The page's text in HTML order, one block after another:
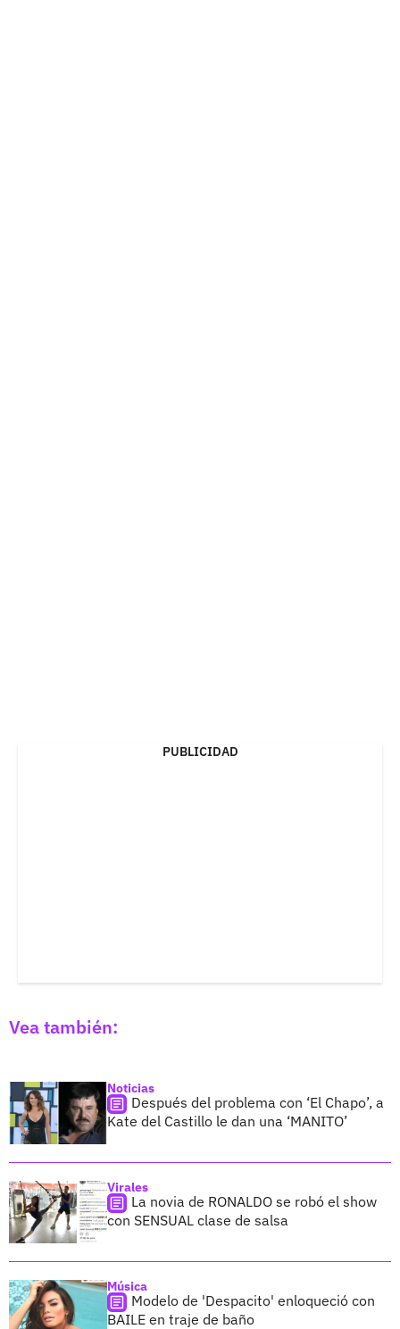
PUBLICIDAD
Vea también:
Noticias
Después del problema con ‘El Chapo’, a
Kate del Castillo le dan una ‘MANITO’
Virales
La novia de RONALDO se robó el show
con SENSUAL clase de salsa
Música
Modelo de 'Despacito' enloqueció con
BAILE en traje de baño